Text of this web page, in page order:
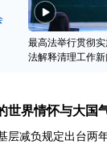
最高法举行贯彻
法解释清理工作
世界情怀与大国
层减负规定出台两